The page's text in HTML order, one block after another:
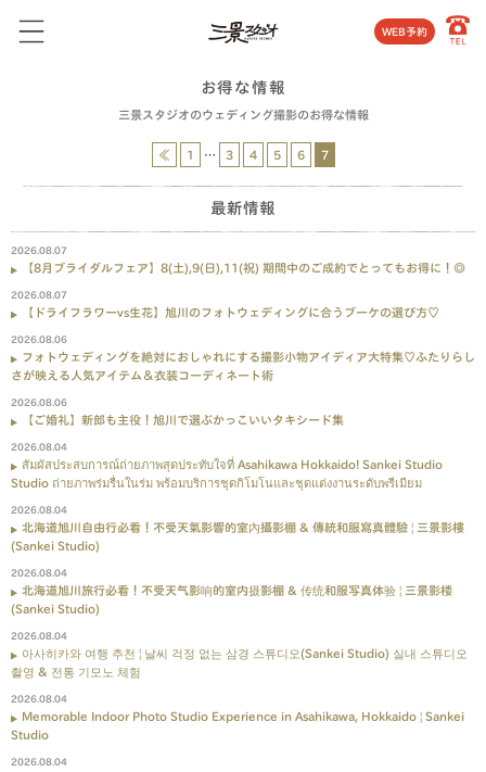
WEB予約
お得な情報
三景スタジオのウェディング撮影のお得な情報
≪ 1 … 3 4 5 6 7
最新情報
2026.08.07
【8月ブライダルフェア】8(土),9(日),11(祝) 期間中のご成約でとってもお得に！◎
2026.08.07
【ドライフラワーvs生花】旭川のフォトウェディングに合うブーケの選び方♡
2026.08.06
フォトウェディングを絶対におしゃれにする撮影小物アイディア大特集♡ふたりらし
さが映える人気アイテム＆衣装コーディネート術
2026.08.06
【ご婚礼】新郎も主役！旭川で選ぶかっこいいタキシード集
2026.08.04
สัมผัสประสบการณ์ถ่ายภาพสุดประทับใจที่ Asahikawa Hokkaido! Sankei Studio
Studio ถ่ายภาพร่มรื่นในร่ม พร้อมบริการชุดกิโมโนและชุดแต่งงานระดับพรีเมียม
2026.08.04
北海道旭川自由行必看！不受天氣影響的室內攝影棚 & 傳統和服寫真體驗 | 三景影樓
(Sankei Studio)
2026.08.04
北海道旭川旅行必看！不受天气影响的室内摄影棚 & 传统和服写真体验 | 三景影楼
(Sankei Studio)
2026.08.04
아사히카와 여행 추천 | 날씨 걱정 없는 삼경 스튜디오(Sankei Studio) 실내 스튜디오
촬영 & 전통 기모노 체험
2026.08.04
Memorable Indoor Photo Studio Experience in Asahikawa, Hokkaido | Sankei
Studio
2026.08.04